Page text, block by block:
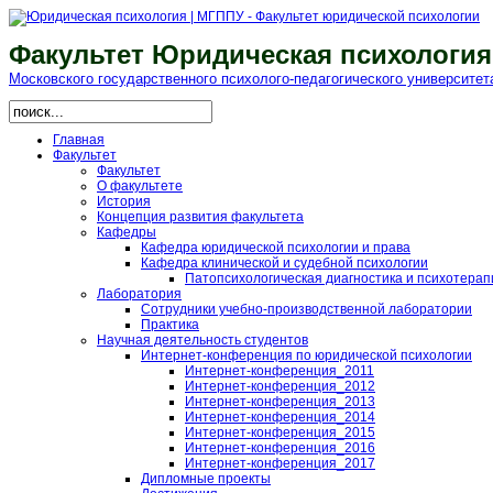
Факультет Юридическая психология
Московского гоcударственного психолого-педагогического
Главная
Факультет
Факультет
О факультете
История
Концепция развития факультета
Кафедры
Кафедра юридической психологии и права
Кафедра клинической и судебной психологии
Патопсихологическая диагностика и
Лаборатория
Сотрудники учебно-производственной лаборатории
Практика
Научная деятельность студентов
Интернет-конференция по юридической психологии
Интернет-конференция_2011
Интернет-конференция_2012
Интернет-конференция_2013
Интернет-конференция_2014
Интернет-конференция_2015
Интернет-конференция_2016
Интернет-конференция_2017
Дипломные проекты